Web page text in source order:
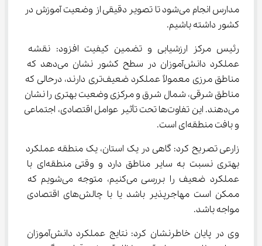
مدارس انجام می‌شود تا تصویر دقیقی از وضعیت آموزش در
کشور داشته باشیم.
رئیس مرکز ارزشیابی و تضمین کیفیت افزود: نقشه
عملکرد دانش‌آموزان در سطح کشور نشان می‌دهد که
مناطق مرزی معمولاً عملکرد ضعیف‌تری دارند، درحالی که
مناطق شرقی، شمال شرق و مرکزی وضعیت بهتری را نشان
می‌دهند. این تفاوت‌ها تحت تأثیر عوامل اقتصادی، اجتماعی
و بافت منطقه‌ای است.
زارعی تصریح کرد: گاهی در یک استان، یک منطقه عملکرد
بهتری نسبت به سایر مناطق دارد و وقتی منطقه‌ای با
عملکرد ضعیف را بررسی می‌کنیم، متوجه می‌شویم که
ممکن است مهاجرپذیر باشد یا با چالش‌های اقتصادی
مواجه باشد.
وی در پایان خاطرنشان کرد: نتایج عملکرد دانش‌آموزان